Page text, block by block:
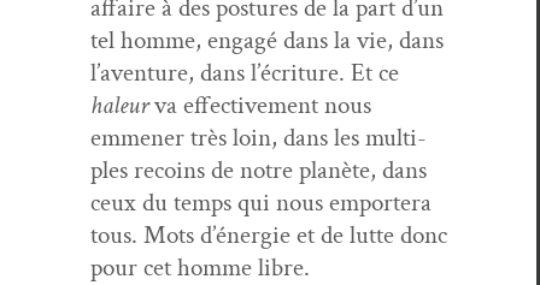
affaire à des pos­tures de la part d’un
tel homme, engagé dans la vie, dans
l’aventure, dans l’écriture. Et ce
haleurva effec­tive­ment nous
emmen­er très loin, dans les mul­ti­
ples recoins de notre planète, dans
ceux du temps qui nous emportera
tous. Mots d’énergie et de lutte donc
pour cet homme libre.